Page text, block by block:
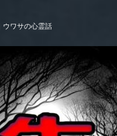
ウワサの心霊話